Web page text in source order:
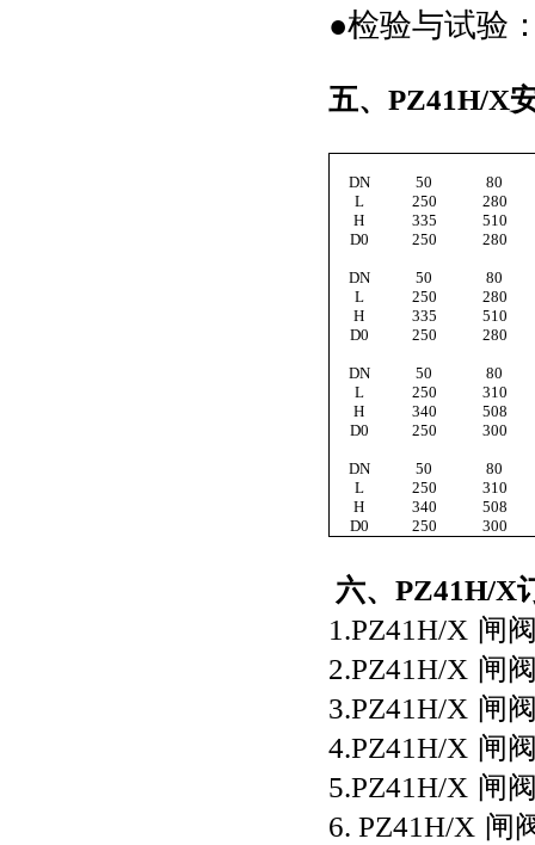
●检验与试验
五、PZ41H/X
DN 50
80
L
250
280
H
335
510
D0
250 280
DN 50
80
L
250
280
H
335
510
D0
250 280
DN 50
80
L
250
310
H
340
508
D0
250 300
DN 50
80
L
250
310
H
340
508
D0
250 300
六、PZ41H/X
1.PZ41H/X 闸
2.PZ41H/X 闸
3.PZ41H/X 闸
4.PZ41H/X 闸
5.PZ41H/X 闸
6. PZ41H/X 闸